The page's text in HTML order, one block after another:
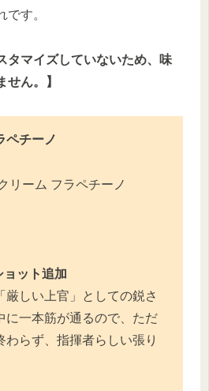
す。
タマイズしていないため、味
せん。】
ペチーノ
リーム フラペチーノ
ョット追加
しい上官」としての鋭さ
に一本筋が通るので、ただ
わらず、指揮者らしい張り